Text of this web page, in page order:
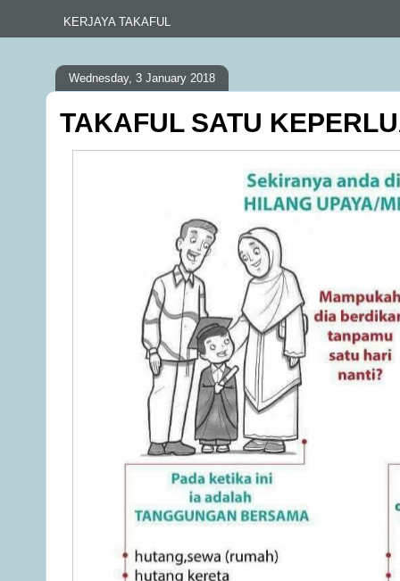
KERJAYA TAKAFUL
Wednesday, 3 January 2018
TAKAFUL SATU